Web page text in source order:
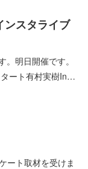
ンスタライブ
明日開催です。
ート有村実樹In…
ート取材を受けま